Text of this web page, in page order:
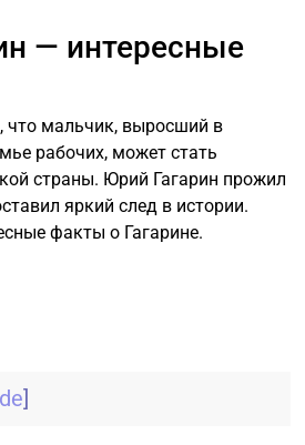
— интересные
что мальчик, выросший в
рабочих, может стать
страны. Юрий Гагарин прожил
яркий след в истории.
факты о Гагарине.
]